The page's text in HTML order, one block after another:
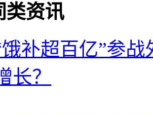
类资讯
补超百亿”参
长？